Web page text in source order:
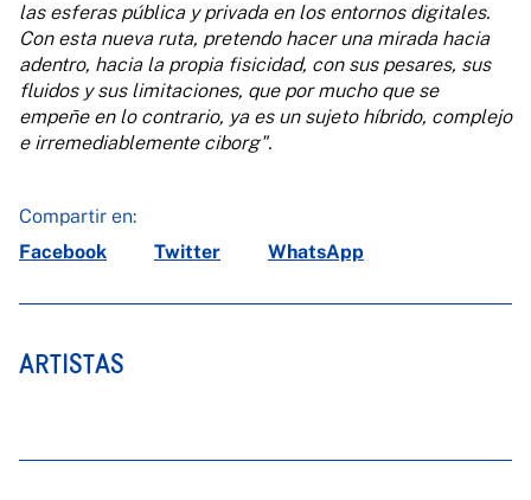
las esferas pública y privada en los entornos digitales.
Con esta nueva ruta, pretendo hacer una mirada hacia
adentro, hacia la propia fisicidad, con sus pesares, sus
fluidos y sus limitaciones, que por mucho que se
empeñe en lo contrario, ya es un sujeto híbrido, complejo
e irremediablemente ciborg".
Compartir en:
Facebook
Twitter WhatsApp
ARTISTAS